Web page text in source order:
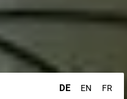
DE EN
FR